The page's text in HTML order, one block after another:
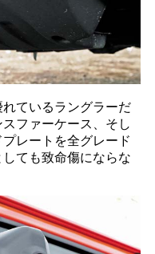
ているラングラーだ
ファーケース、そし
レートを全グレード
ても致命傷にならな